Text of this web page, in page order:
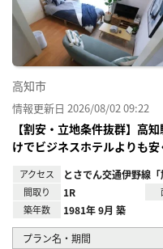
高知市
情報更新日 2026/08/02 09:22
【割安・立地条件抜群】高
けでビジネスホテルよりも安
アクセス とさでん交通伊野線「
間取り 1R
築年数 1981年 9月 築
プラン名・期間